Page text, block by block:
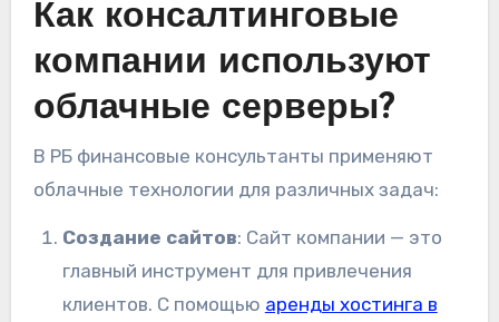
Как консалтинговые
компании используют
облачные серверы?
В РБ финансовые консультанты применяют
облачные технологии для различных задач:
Создание сайтов: Сайт компании — это
главный инструмент для привлечения
клиентов. С помощью аренды хостинга в